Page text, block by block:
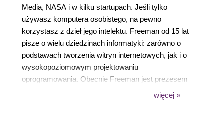
Media, NASA i w kilku startupach. Jeśli tylko
używasz komputera osobistego, na pewno
korzystasz z dzieł jego intelektu. Freeman od 15 lat
pisze o wielu dziedzinach informatyki: zarówno o
podstawach tworzenia witryn internetowych, jak i o
wysokopoziomowym projektowaniu
oprogramowania. Obecnie Freeman jest prezesem
spółki WickedlySmart. Wraz ze swoimi ukochanymi
więcej »